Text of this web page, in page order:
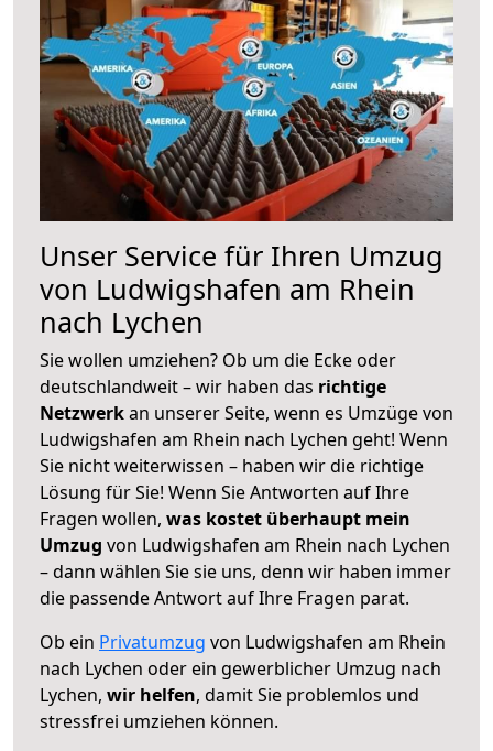
Unser Service für Ihren Umzug
von Ludwigshafen am Rhein
nach Lychen
Sie wollen umziehen? Ob um die Ecke oder
deutschlandweit – wir haben das richtige
Netzwerkan unserer Seite, wenn es Umzüge von
Ludwigshafen am Rhein nach Lychen geht! Wenn
Sie nicht weiterwissen – haben wir die richtige
Lösung für Sie! Wenn Sie Antworten auf Ihre
Fragen wollen, was kostet überhaupt mein
Umzug von Ludwigshafen am Rhein nach Lychen
– dann wählen Sie sie uns, denn wir haben immer
die passende Antwort auf Ihre Fragen parat.
Ob ein Privatumzug von Ludwigshafen am Rhein
nach Lychen oder ein gewerblicher Umzug nach
Lychen, wir helfen, damit Sie problemlos und
stressfrei umziehen können.